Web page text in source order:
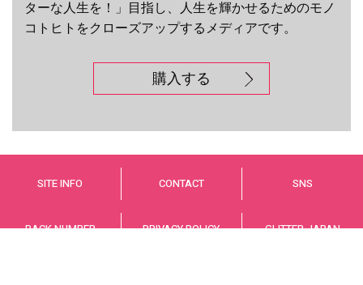
ターな人生を！」目指し、人生を輝かせるためのモノ
コトヒトをクローズアップするメディアです。
購入する
SITE INFO CONTACT SNS
BACK NUMBER PRIVACY POLICY GLITTER JAPAN